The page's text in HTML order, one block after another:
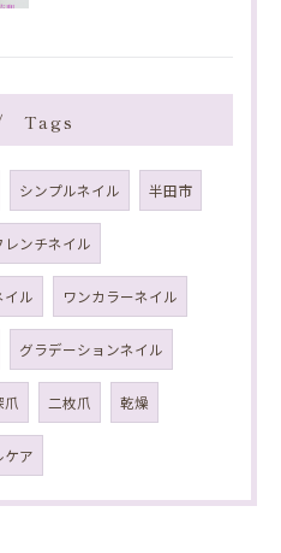
Tags
シンプルネイル 半田市
レンチネイル
イル ワンカラーネイル
グラデーションネイル
爪 二枚爪 乾燥
ケア